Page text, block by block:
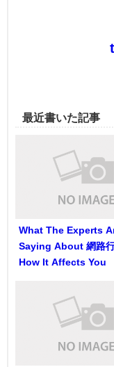
最近書いた記事
What The Experts
Saying About 網路
How It Affects You